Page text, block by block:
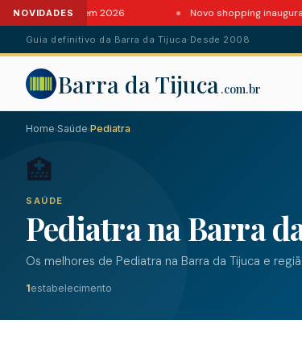
NOVIDADES
da Barra em 2026 Novo shopping inaugura
Guia definitivo da Barra da Tijuca· Desde 2008
Barra da Tijuca .com.br
Home›Saúde›Pediatra
🏥
SAÚDE
Pediatra na Barra
Os melhores de Pediatra na Barra da Tijuca e
1estabelecimento